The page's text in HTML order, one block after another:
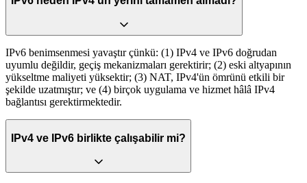
IPv6 benimsenmesi yavaştır çünkü: (1) IPv4 ve IPv6 doğrudan
uyumlu değildir, geçiş mekanizmaları gerektirir; (2) eski altyapının
yükseltme maliyeti yüksektir; (3) NAT, IPv4'ün ömrünü etkili bir
şekilde uzatmıştır; ve (4) birçok uygulama ve hizmet hâlâ IPv4
bağlantısı gerektirmektedir.
IPv4 ve IPv6 birlikte çalışabilir mi?